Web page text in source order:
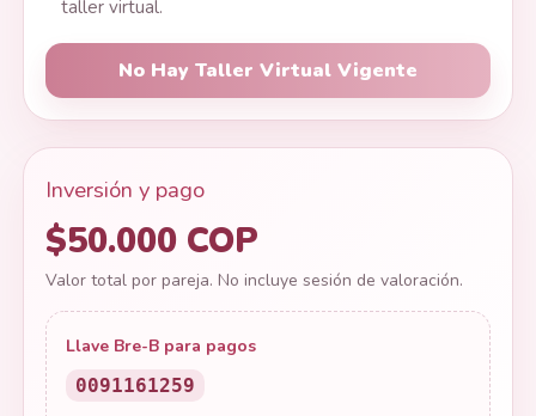
taller virtual.
No Hay Taller Virtual Vigente
Inversión y pago
$50.000 COP
Valor total por pareja. No incluye sesión de valoración.
Llave Bre-B para pagos
0091161259